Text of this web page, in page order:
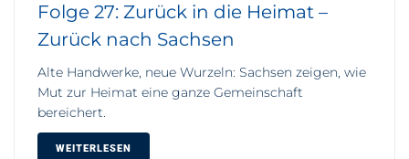
Folge 27: Zurück in die Heimat –
Zurück nach Sachsen
Alte Handwerke, neue Wurzeln: Sachsen zeigen, wie
Mut zur Heimat eine ganze Gemeinschaft
bereichert.
WEITERLESEN